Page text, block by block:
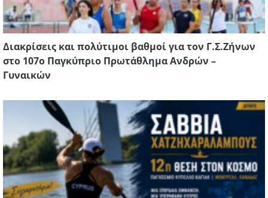
Διακρίσεις και πολύτιμοι βαθμοί για τον Γ.Σ.Ζήνων
στο 107ο Παγκύπριο Πρωτάθλημα Ανδρών –
Γυναικών